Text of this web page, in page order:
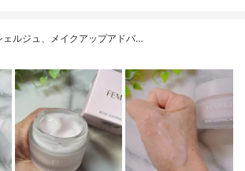
ェルジュ、メイクアップアドバ…